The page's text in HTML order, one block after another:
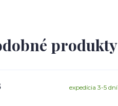
produkty
expedícia 3-5 dní